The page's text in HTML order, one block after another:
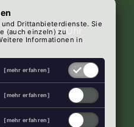
- 12.00 Uhr
13.00 - 16.00 Uhr
Drittanbieterdienste. Sie
(auch einzeln) zu
Informationen in
[mehr erfahren]
[mehr erfahren]
[mehr erfahren]